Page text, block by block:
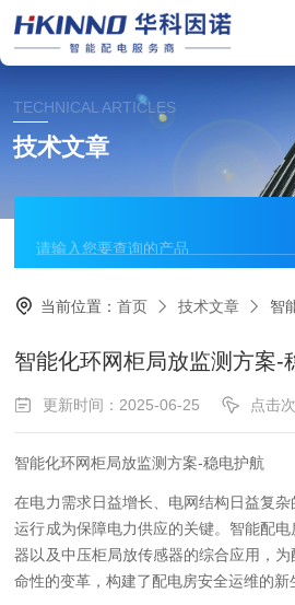
TECHNICAL ARTICLES
技术文章
当前位置：首页 技术文章 智
智能化环网柜局放监测方案-
更新时间：2025-06-25 点击
智能化环网柜局放监测方案-稳电护航
在电力需求日益增长、电网结构日益复
运行成为保障电力供应的关键。智能配
器以及中压柜局放传感器的综合应用，
命性的变革，构建了配电房安全运维的新